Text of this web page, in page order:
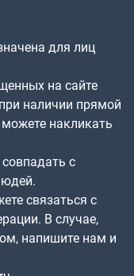
для лиц
на сайте
наличии прямой
накликать
с
связаться с
В случае,
напишите нам и